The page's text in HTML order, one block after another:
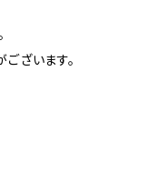
ざいます。